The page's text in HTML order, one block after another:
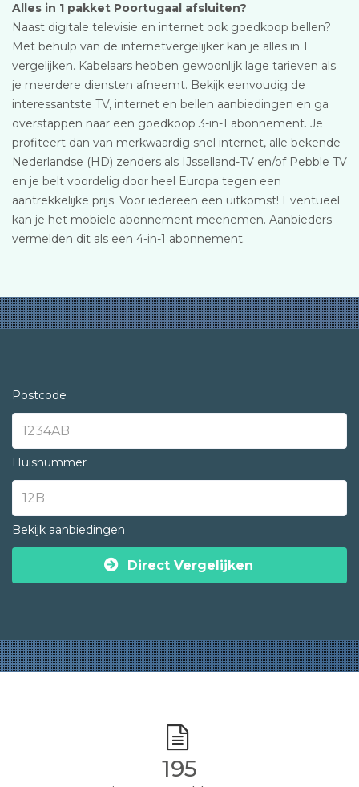
Alles in 1 pakket Poortugaal afsluiten?
Naast digitale televisie en internet ook goedkoop bellen?
Met behulp van de internetvergelijker kan je alles in 1
vergelijken. Kabelaars hebben gewoonlijk lage tarieven als
je meerdere diensten afneemt. Bekijk eenvoudig de
interessantste TV, internet en bellen aanbiedingen en ga
overstappen naar een goedkoop 3-in-1 abonnement. Je
profiteert dan van merkwaardig snel internet, alle bekende
Nederlandse (HD) zenders als IJsselland-TV en/of Pebble TV
en je belt voordelig door heel Europa tegen een
aantrekkelijke prijs. Voor iedereen een uitkomst! Eventueel
kan je het mobiele abonnement meenemen. Aanbieders
vermelden dit als een 4-in-1 abonnement.
Postcode
Huisnummer
Bekijk aanbiedingen
Direct Vergelijken
195